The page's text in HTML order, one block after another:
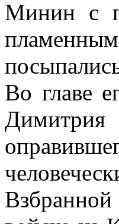
Минин с
Во главе
Взбранной